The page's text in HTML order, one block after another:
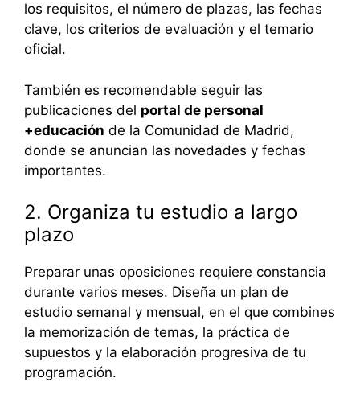
los requisitos, el número de plazas, las fechas
clave, los criterios de evaluación y el temario
oficial.
También es recomendable seguir las
publicaciones del portal de personal
+educación de la Comunidad de Madrid,
donde se anuncian las novedades y fechas
importantes.
2. Organiza tu estudio a largo
plazo
Preparar unas oposiciones requiere constancia
durante varios meses. Diseña un plan de
estudio semanal y mensual, en el que combines
la memorización de temas, la práctica de
supuestos y la elaboración progresiva de tu
programación.